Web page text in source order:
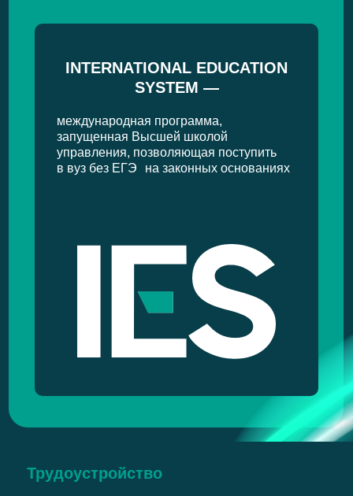
INTERNATIONAL EDUCATION
SYSTEM —
международная программа,
запущенная Высшей школой
управления, позволяющая поступить
в вуз без ЕГЭ на законных основаниях
Трудоустройство